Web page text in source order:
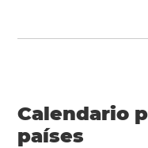
Calendario
países